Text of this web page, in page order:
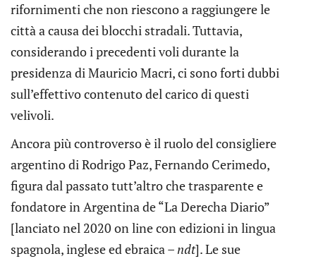
rifornimenti che non riescono a raggiungere le
città a causa dei blocchi stradali. Tuttavia,
considerando i precedenti voli durante la
presidenza di Mauricio Macri, ci sono forti dubbi
sull’effettivo contenuto del carico di questi
velivoli.
Ancora più controverso è il ruolo del consigliere
argentino di Rodrigo Paz, Fernando Cerimedo,
figura dal passato tutt’altro che trasparente e
fondatore in Argentina de “La Derecha Diario”
[lanciato nel 2020 on line con edizioni in lingua
spagnola, inglese ed ebraica –ndt]. Le sue